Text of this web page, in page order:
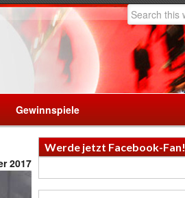
Gewinnspiele
2017
Werde jetzt Facebook-Fan!